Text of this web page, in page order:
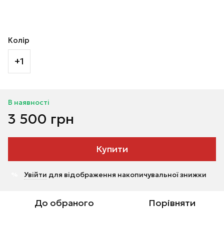
Колір
+1
В наявності
3 500 грн
Купити
Увійти для відображення накопичувальної знижки
До обраного Порівняти